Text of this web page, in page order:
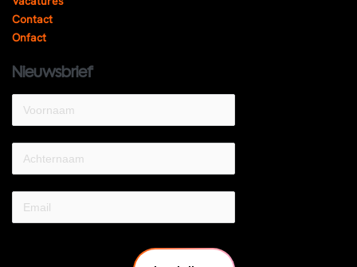
Contact
Onfact
Nieuwsbrief